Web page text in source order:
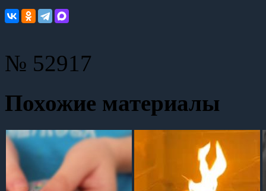
№ 52917
Похожие материалы